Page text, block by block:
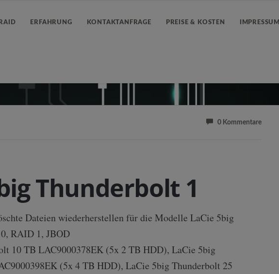
RAID ERFAHRUNG KONTAKTANFRAGE PREISE & KOSTEN IMPRESSUM
0 Kommentare
Thunderbolt 1
Dateien wiederherstellen für die Modelle LaCie 5big
RAID 1, JBOD
10 TB LAC9000378EK (5x 2 TB HDD), LaCie 5big
(5x 4 TB HDD), LaCie 5big Thunderbolt 25